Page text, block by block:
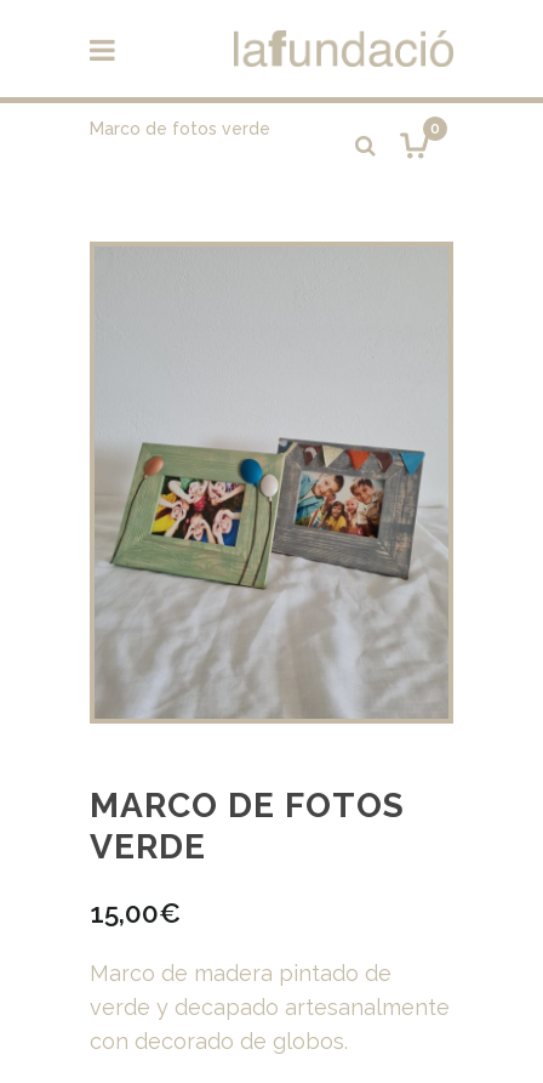
0
Marco de fotos verde
MARCO DE FOTOS
VERDE
15,00€
Marco de madera pintado de
verde y decapado artesanalmente
con decorado de globos.